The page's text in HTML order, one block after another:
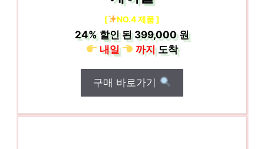
[ NO.4 제품 ]
24% 할인 된399,000 원
내일
까지도착
구매 바로가기